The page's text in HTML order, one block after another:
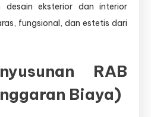
desain eksterior dan interior
fungsional, dan estetis dari
RAB
Biaya)